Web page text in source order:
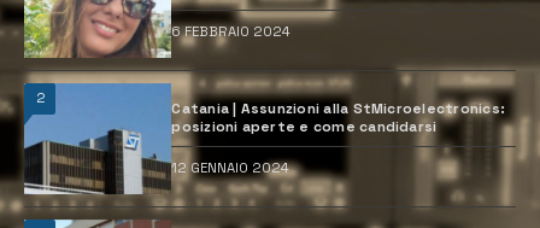
6 FEBBRAIO 2024
2
Catania | Assunzioni alla StMicroelectronics:
posizioni aperte e come candidarsi
12 GENNAIO 2024